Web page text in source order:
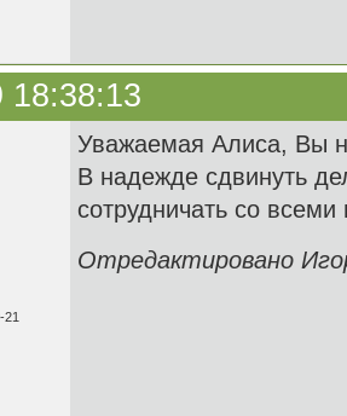
18:38:13
21
Уважаемая Алиса, Вы
В надежде сдвинуть
сотрудничать со
Отредактировано